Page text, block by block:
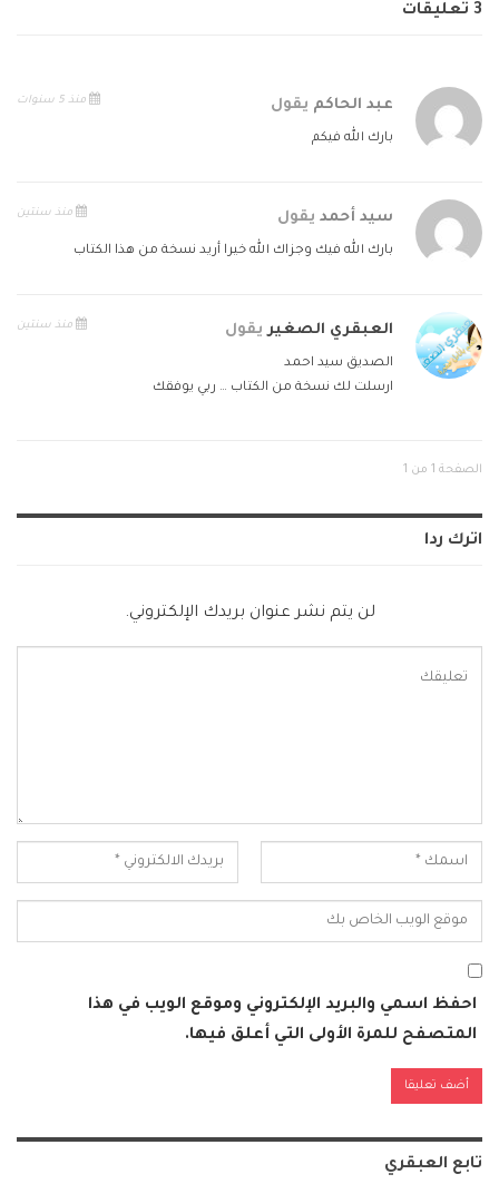
3 تعليقات
عبد الحاكم يقول منذ 5 سنوات
بارك الله فيكم
سيد أحمد يقول منذ سنتين
بارك الله فيك وجزاك الله خيرا أريد نسخة من هذا الكتاب
العبقري الصغير يقول منذ سنتين
الصديق سيد احمد
ارسلت لك نسخة من الكتاب … ربي يوفقك
الصفحة 1 من 1
اترك ردا
لن يتم نشر عنوان بريدك الإلكتروني.
احفظ اسمي والبريد الإلكتروني وموقع الويب في هذا
المتصفح للمرة الأولى التي أعلق فيها.
تابع العبقري